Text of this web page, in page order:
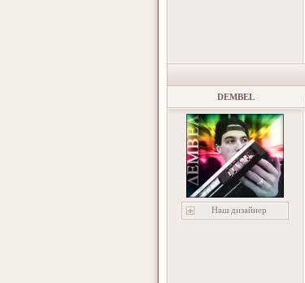
DEMBEL
Наш дизайнер